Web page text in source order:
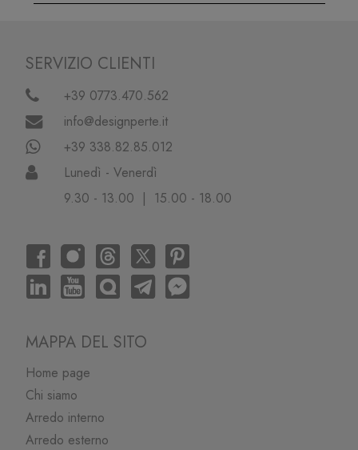
SERVIZIO CLIENTI
+39 0773.470.562
info@designperte.it
+39 338.82.85.012
Lunedì - Venerdì
9.30 - 13.00 | 15.00 - 18.00
MAPPA DEL SITO
Home page
Chi siamo
Arredo interno
Arredo esterno